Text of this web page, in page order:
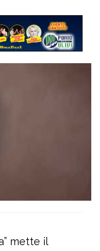
mette il